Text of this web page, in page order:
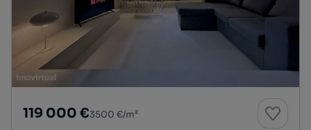
119 000 €3500 €/m²